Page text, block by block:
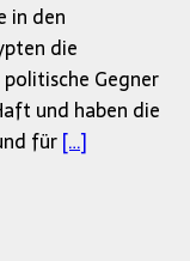
in den
die
Gegner
und haben die
für[…]